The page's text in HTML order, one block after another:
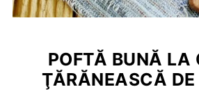
POFTĂ BUNĂ LA
ŢĂRĂNEASCĂ DE